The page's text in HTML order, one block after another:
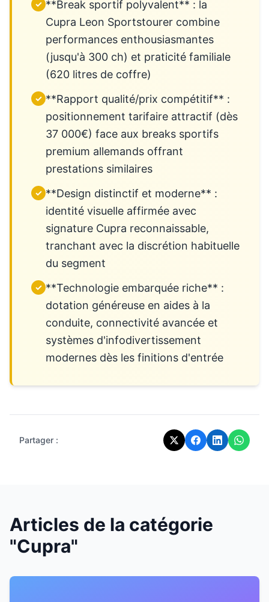
✓ **Break sportif polyvalent** : la
Cupra Leon Sportstourer combine
performances enthousiasmantes
(jusqu'à 300 ch) et praticité familiale
(620 litres de coffre)
✓ **Rapport qualité/prix compétitif** :
positionnement tarifaire attractif (dès
37 000€) face aux breaks sportifs
premium allemands offrant
prestations similaires
✓ **Design distinctif et moderne** :
identité visuelle affirmée avec
signature Cupra reconnaissable,
tranchant avec la discrétion habituelle
du segment
✓ **Technologie embarquée riche** :
dotation généreuse en aides à la
conduite, connectivité avancée et
systèmes d'infodivertissement
modernes dès les finitions d'entrée
Partager :
Articles de la catégorie
"Cupra"